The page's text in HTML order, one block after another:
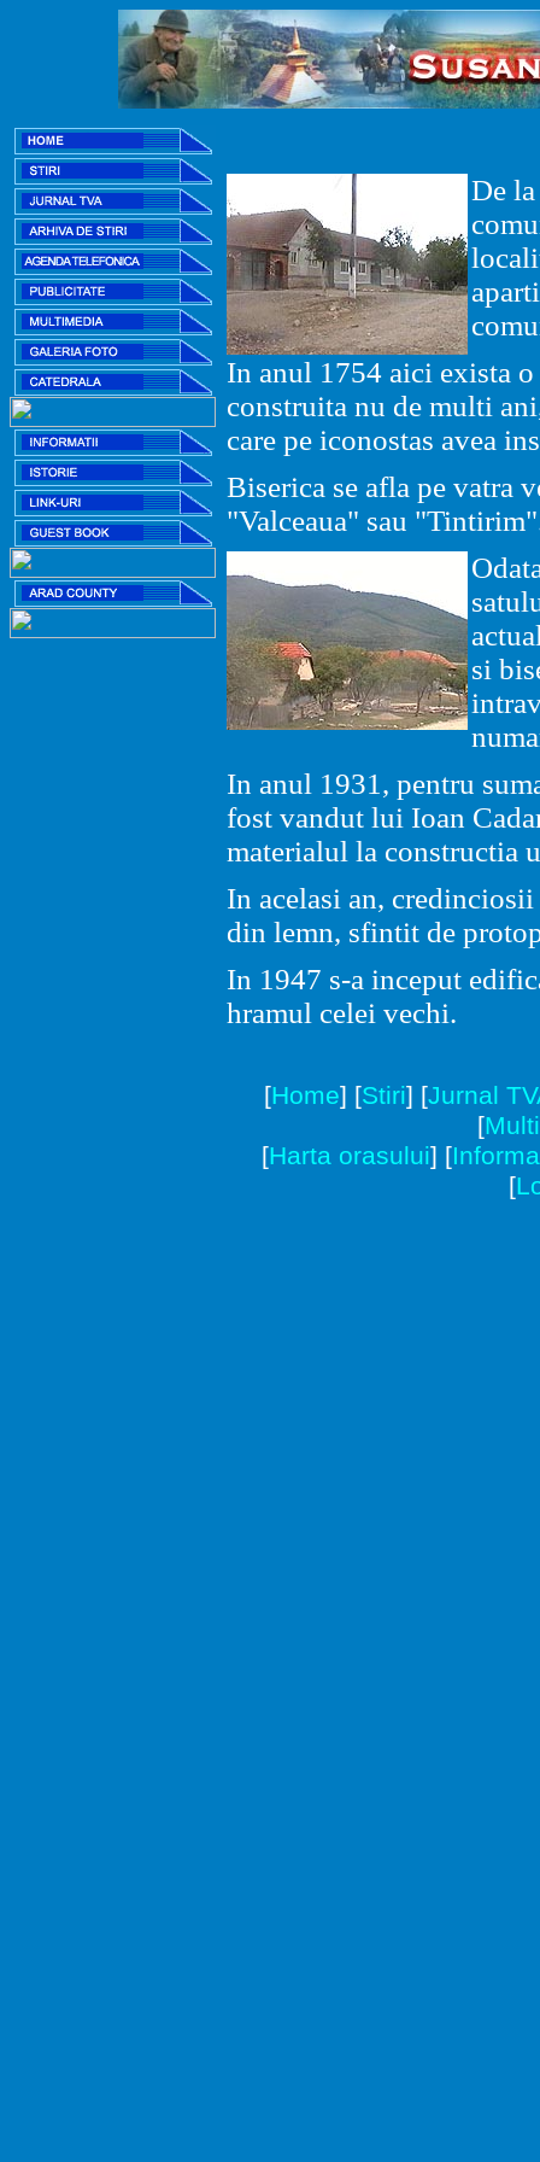
De
In anul 1754 aici exista
construita nu de multi
care pe iconostas avea
Biserica se afla pe vatra
"Valceaua" sau
si
In anul 1931, pentru
fost vandut lui Ioan
materialul la constructia
In acelasi an,
din lemn, sfintit de
In 1947 s-a inceput
hramul celei vechi.
[Home] [Stiri] [Jurnal
[
[Harta orasului] [
[